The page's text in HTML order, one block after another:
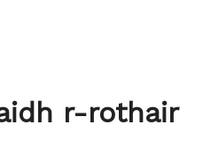
r-rothair